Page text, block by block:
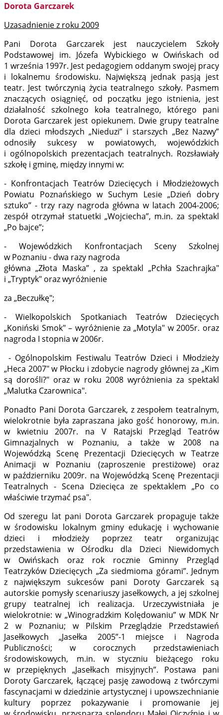
Dorota Garczarek
Uzasadnienie z roku 2009
Pani Dorota Garczarek jest nauczycielem Szkoły
Podstawowej im. Józefa Wybickiego w Owińskach od
1 września 1997r. Jest pedagogiem oddanym swojej pracy
i lokalnemu środowisku. Największą jednak pasją jest
teatr. Jest twórczynią życia teatralnego szkoły. Pasmem
znaczących osiągnięć, od początku jego istnienia, jest
działalność szkolnego koła teatralnego, którego pani
Dorota Garczarek jest opiekunem. Dwie grupy teatralne
dla dzieci młodszych „Nieduzi” i starszych „Bez Nazwy”
odnosiły sukcesy w powiatowych, wojewódzkich
i ogólnopolskich prezentacjach teatralnych. Rozsławiały
szkołę i gminę, między innymi w:
- Konfrontacjach Teatrów Dziecięcych i Młodzieżowych
Powiatu Poznańskiego w Suchym Lesie „Dzień dobry
sztuko” - trzy razy nagroda główna w latach 2004-2006;
zespół otrzymał statuetki „Wojciecha”, m.in. za spektakl
„Po bajce”;
- Wojewódzkich Konfrontacjach Sceny Szkolnej
w Poznaniu - dwa razy nagroda
główna „Złota Maska” , za spektakl „Pchła Szachrajka"
i „Tryptyk" oraz wyróżnienie
za „Beczułkę";
- Wielkopolskich Spotkaniach Teatrów Dziecięcych
„Koniński Smok" – wyróżnienie za „Motyla" w 2005r. oraz
nagroda I stopnia w 2006r.
- Ogólnopolskim Festiwalu Teatrów Dzieci i Młodzieży
„Heca 2007" w Płocku i zdobycie nagrody głównej za „Kim
są dorośli?" oraz w roku 2008 wyróżnienia za spektakl
„Malutka Czarownica".
Ponadto Pani Dorota Garczarek, z zespołem teatralnym,
wielokrotnie była zapraszana jako gość honorowy, m.in.
w kwietniu 2007r. na V Ratajski Przegląd Teatrów
Gimnazjalnych w Poznaniu, a także w 2008 na
Wojewódzką Scenę Prezentacji Dziecięcych w Teatrze
Animacji w Poznaniu (zaproszenie prestiżowe) oraz
w październiku 2009r. na Wojewódzką Scenę Prezentacji
Teatralnych - Scena Dziecięca ze spektaklem „Po co
właściwie trzymać psa".
Od szeregu lat pani Dorota Garczarek propaguje także
w środowisku lokalnym gminy edukację i wychowanie
dzieci i młodzieży poprzez teatr organizując
przedstawienia w Ośrodku dla Dzieci Niewidomych
w Owińskach oraz rok rocznie Gminny Przegląd
Teatrzyków Dziecięcych „Za siedmioma górami”. Jednym
z największym sukcesów pani Doroty Garczarek są
autorskie pomysły scenariuszy jasełkowych, a jej szkolnej
grupy teatralnej ich realizacja. Urzeczywistniała je
wielokrotnie: w „Winogradzkim Kolędowaniu” w MDK Nr
2 w Poznaniu; w Pilskim Przeglądzie Przedstawień
Jasełkowych „Jasełka 2005”-1 miejsce i Nagroda
Publiczności; w corocznych przedstawieniach
środowiskowych, m.in. w styczniu bieżącego roku
w przepięknych „Jasełkach misyjnych”. Postawa pani
Doroty Garczarek, łączącej pasję zawodową z twórczymi
fascynacjami w dziedzinie artystycznej i upowszechnianie
kultury poprzez pokazywanie i promowanie jej